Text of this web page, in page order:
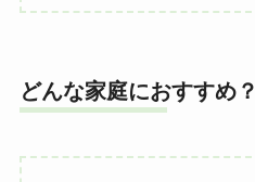
どんな家庭におすすめ？